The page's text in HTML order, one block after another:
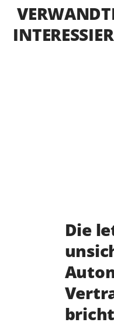
Die
bricht